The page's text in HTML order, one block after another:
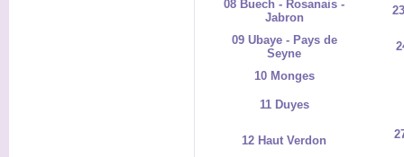
08 Buech - Rosanais -
Jabron
09 Ubaye - Pays de
Seyne
10 Monges
11 Duyes
12 Haut Verdon